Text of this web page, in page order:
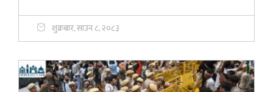
शुक्रबार, साउन ८, २०८३